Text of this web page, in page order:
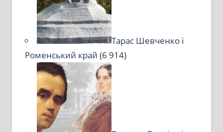
Тарас Шевченко і
Роменський край (6 914)